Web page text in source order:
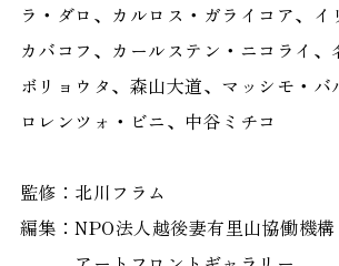
ラ・ダロ、カルロス・ガライコア、イ
カバコフ、カールステン・ニコライ、
ボリョウタ、森山大道、マッシモ・
ロレンツォ・ビニ、中谷ミチコ
監修：北川フラム
編集：NPO法人越後妻有里山協働機構